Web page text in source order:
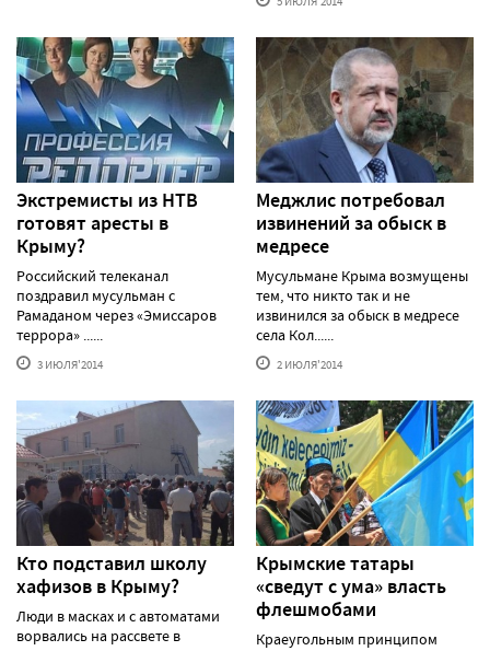
Экстремисты из НТВ
готовят аресты в
Крыму?
Российский телеканал
поздравил мусульман с
Рамаданом через «Эмиссаров
террора» ......
3 ИЮЛЯ'2014
Меджлис потребовал
извинений за обыск в
медресе
Мусульмане Крыма возмущены
тем, что никто так и не
извинился за обыск в медресе
села Кол......
2 ИЮЛЯ'2014
Кто подставил школу
хафизов в Крыму?
Люди в масках и с автоматами
ворвались на рассвете в
Крымские татары
«сведут с ума» власть
флешмобами
Краеугольным принципом